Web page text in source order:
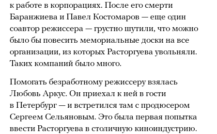
к работе в корпорациях. После его смерти
Баранжиева и Павел Костомаров — еще один
соавтор режиссера — грустно шутили, что можно
было бы повесить мемориальные доски на все
организации, из которых Расторгуева увольняли.
Таких компаний было много.
Помогать безработному режиссеру взялась
Любовь Аркус. Он приехал к ней в гости
в Петербург — и встретился там с продюсером
Сергеем Сельяновым. Это была первая попытка
ввести Расторгуева в столичную киноиндустрию.